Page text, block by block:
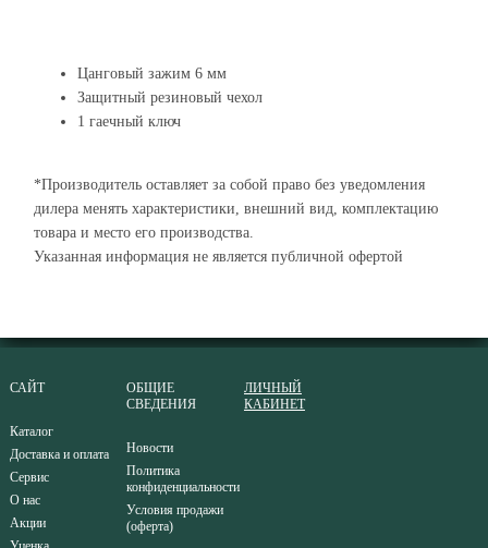
Цанговый зажим 6 мм
Защитный резиновый чехол
1 гаечный ключ
*Производитель оставляет за собой право без уведомления
дилера менять характеристики, внешний вид, комплектацию
товара и место его производства.
Указанная информация не является публичной офертой
САЙТ
Каталог
Доставка и оплата
Сервис
О нас
Акции
ОБЩИЕ
СВЕДЕНИЯ
Новости
Политика
конфиденциальности
Условия продажи
(оферта)
ЛИЧНЫЙ
КАБИНЕТ